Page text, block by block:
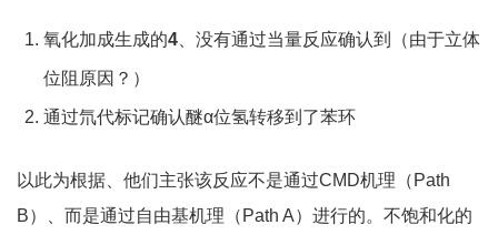
氧化加成生成的4 、没有通过当量反应确认到（由于立体
位阻原因？）
通过氘代标记确认醚α位氢转移到了苯环
以此为根据、他们主张该反应不是通过CMD机理（Path
B）、而是通过自由基机理（Path A）进行的。不饱和化的